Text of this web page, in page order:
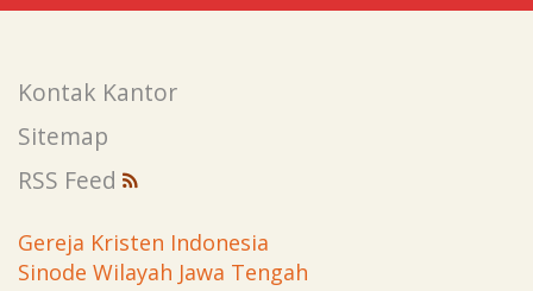
Kontak Kantor
Sitemap
RSS Feed
Gereja Kristen Indonesia
Sinode Wilayah Jawa Tengah